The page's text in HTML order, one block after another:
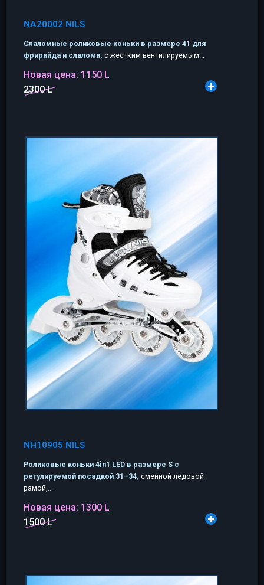
NA20002 NILS
Слаломные роликовые коньки в размере 41 для
фрирайда и слалома, с жёстким вентилируемым...
Новая цена: 1150 L
2300 L
NH10905 NILS
Роликовые коньки 4in1 LED в размере S с
регулируемой посадкой 31–34, сменной ледовой
рамой,...
Новая цена: 1300 L
1500 L